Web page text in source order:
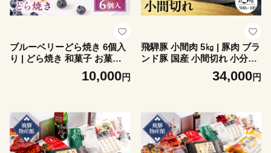
ブルーベリーどら焼き 6個入
り | どら焼き 和菓子 お菓子
ブルーべリー フルーツ スイ
ーツ 飛騨高山 株式会社創 和
10,000円
飛騨豚 小間肉 5㎏ | 豚肉 ブラ
ンド豚 国産 小間切れ 小分け
（500g×10）炒め物 煮物 丹
生川精肉 JJ015VC1334,000円